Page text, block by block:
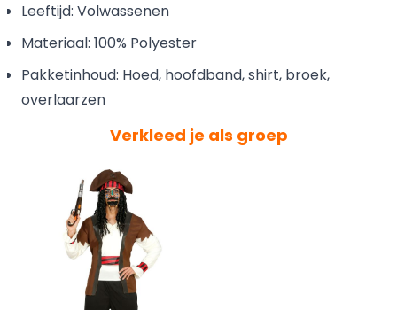
Leeftijd: Volwassenen
Materiaal: 100% Polyester
Pakketinhoud: Hoed, hoofdband, shirt, broek,
overlaarzen
Verkleed je als groep